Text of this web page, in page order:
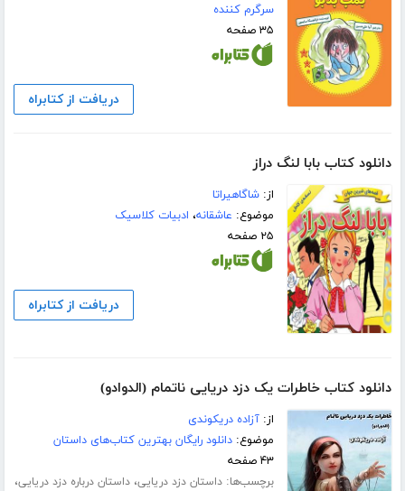
سرگرم کننده
۳۵ صفحه
دریافت از کتابراه
دانلود کتاب بابا لنگ دراز
از:شاگاهیراتا
موضوع: عاشقانه، ادبیات کلاسیک
۲۵ صفحه
دریافت از کتابراه
دانلود کتاب خاطرات یک دزد دریایی ناتمام (الدوادو)
از:آزاده دریکوندی
موضوع:دانلود رایگان بهترین کتاب‌های داستان
۴۳ صفحه
برچسب‌ها:داستان دزد دریایی،داستان درباره دزد دریایی،